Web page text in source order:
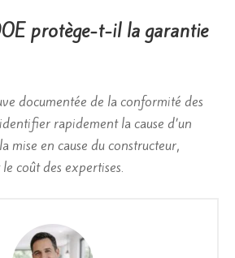
protège-t-il la garantie
documentée de la conformité des
rapidement la cause d’un
mise en cause du constructeur,
coût des expertises.